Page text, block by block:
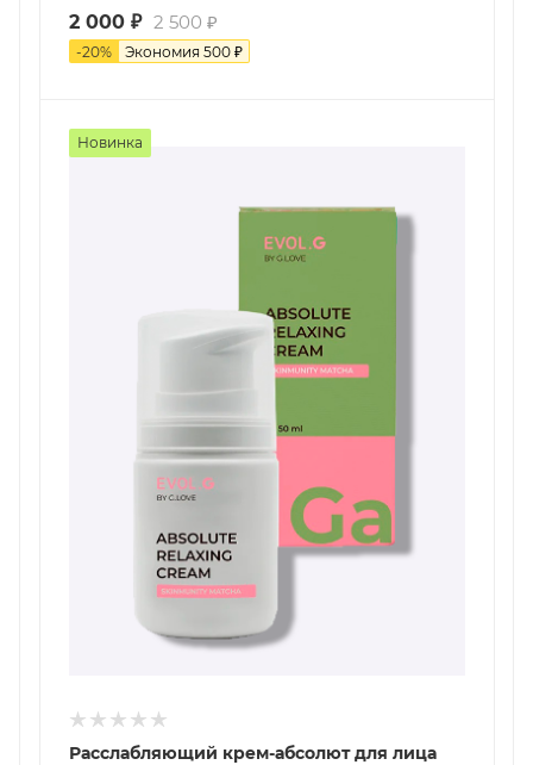
2 000 ₽ 2 500 ₽
-20% Экономия 500 ₽
Новинка
Расслабляющий крем-абсолют для лица